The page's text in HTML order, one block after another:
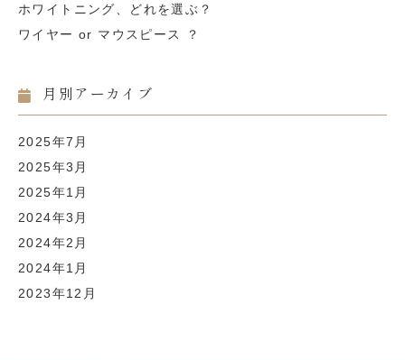
ホワイトニング、どれを選ぶ？
ワイヤー or マウスピース ？
月別アーカイブ
2025年7月
2025年3月
2025年1月
2024年3月
2024年2月
2024年1月
2023年12月